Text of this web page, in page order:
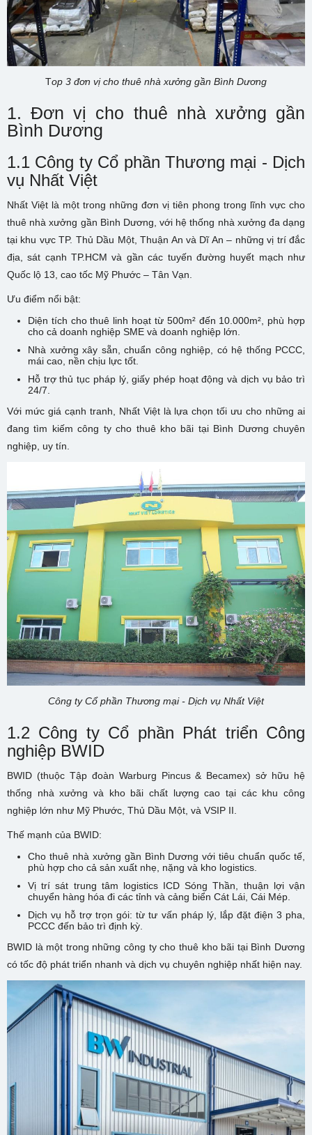
Top 3 đơn vị cho thuê nhà xưởng gần Bình Dương
1. Đơn vị cho thuê nhà xưởng gần
Bình Dương
1.1 Công ty Cổ phần Thương mại - Dịch
vụ Nhất Việt
Nhất Việt là một trong những đơn vị tiên phong trong lĩnh vực cho
thuê nhà xưởng gần Bình Dương, với hệ thống nhà xưởng đa dạng
tại khu vực TP. Thủ Dầu Một, Thuận An và Dĩ An – những vị trí đắc
địa, sát cạnh TP.HCM và gần các tuyến đường huyết mạch như
Quốc lộ 13, cao tốc Mỹ Phước – Tân Vạn.
Ưu điểm nổi bật:
Diện tích cho thuê linh hoạt từ 500m² đến 10.000m², phù hợp
cho cả doanh nghiệp SME và doanh nghiệp lớn.
Nhà xưởng xây sẵn, chuẩn công nghiệp, có hệ thống PCCC,
mái cao, nền chịu lực tốt.
Hỗ trợ thủ tục pháp lý, giấy phép hoạt động và dịch vụ bảo trì
24/7.
Với mức giá cạnh tranh, Nhất Việt là lựa chọn tối ưu cho những ai
đang tìm kiếm công ty cho thuê kho bãi tại Bình Dương chuyên
nghiệp, uy tín.
Công ty Cổ phần Thương mại - Dịch vụ Nhất Việt
1.2 Công ty Cổ phần Phát triển Công
nghiệp BWID
BWID (thuộc Tập đoàn Warburg Pincus & Becamex) sở hữu hệ
thống nhà xưởng và kho bãi chất lượng cao tại các khu công
nghiệp lớn như Mỹ Phước, Thủ Dầu Một, và VSIP II.
Thế mạnh của BWID:
Cho thuê nhà xưởng gần Bình Dương với tiêu chuẩn quốc tế,
phù hợp cho cả sản xuất nhẹ, nặng và kho logistics.
Vị trí sát trung tâm logistics ICD Sóng Thần, thuận lợi vận
chuyển hàng hóa đi các tỉnh và cảng biển Cát Lái, Cái Mép.
Dịch vụ hỗ trợ trọn gói: từ tư vấn pháp lý, lắp đặt điện 3 pha,
PCCC đến bảo trì định kỳ.
BWID là một trong những công ty cho thuê kho bãi tại Bình Dương
có tốc độ phát triển nhanh và dịch vụ chuyên nghiệp nhất hiện nay.